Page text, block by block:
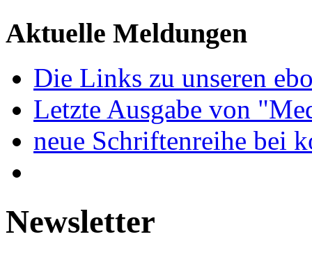
Aktuelle Meldungen
Die Links zu unseren
Letzte Ausgabe von
neue Schriftenreihe bei
Newsletter